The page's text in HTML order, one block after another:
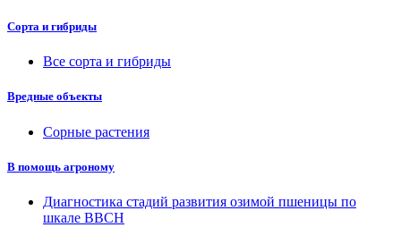
Сорта и гибриды
Все сорта и гибриды
Вредные объекты
Сорные растения
В помощь агроному
Диагностика стадий развития озимой пшеницы по
шкале ВВСН